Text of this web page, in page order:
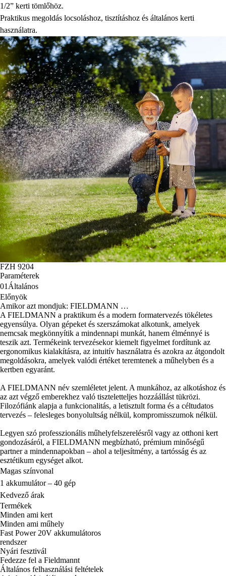
1/2” kerti tömlőhöz.
Praktikus megoldás locsoláshoz, tisztításhoz és általános kerti
használatra.
FZH 9204
Paraméterek
01 Általános
Előnyök
Amikor azt mondjuk: FIELDMANN …
A FIELDMANN a praktikum és a modern formatervezés tökéletes
egyensúlya. Olyan gépeket és szerszámokat alkotunk, amelyek
nemcsak megkönnyítik a mindennapi munkát, hanem élménnyé is
teszik azt. Termékeink tervezésekor kiemelt figyelmet fordítunk az
ergonomikus kialakításra, az intuitív használatra és azokra az átgondolt
megoldásokra, amelyek valódi értéket teremtenek a műhelyben és a
kertben egyaránt.
A FIELDMANN név szemléletet jelent. A munkához, az alkotáshoz és
az azt végző emberekhez való tiszteletteljes hozzáállást tükrözi.
Filozófiánk alapja a funkcionalitás, a letisztult forma és a céltudatos
tervezés – felesleges bonyolultság nélkül, kompromisszumok nélkül.
Legyen szó professzionális műhelyfelszerelésről vagy az otthoni kert
gondozásáról, a FIELDMANN megbízható, prémium minőségű
partner a mindennapokban – ahol a teljesítmény, a tartósság és az
esztétikum egységet alkot.
Magas színvonal
1 akkumulátor – 40 gép
Kedvező árak
Termékek
Minden ami kert
Minden ami műhely
Fast Power 20V akkumulátoros
rendszer
Nyári fesztivál
Fedezze fel a Fieldmannt
Általános felhasználási feltételek